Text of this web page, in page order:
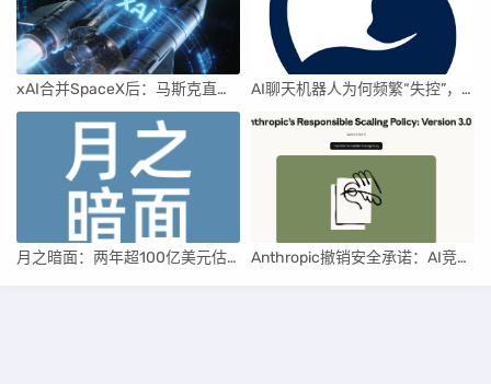
xAI合并SpaceX后：马斯克直接介入，团队压力激增 AI聊天机器人为何频繁“失控”，背后原因及解决方案解析
月之暗面：两年超100亿美元估值，K2.5引领AI新纪元 Anthropic撤销安全承诺：AI竞赛中的伦理与商业博弈